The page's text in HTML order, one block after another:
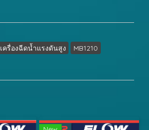
เครื่องฉีดน้ำแรงดันสูง MB1210